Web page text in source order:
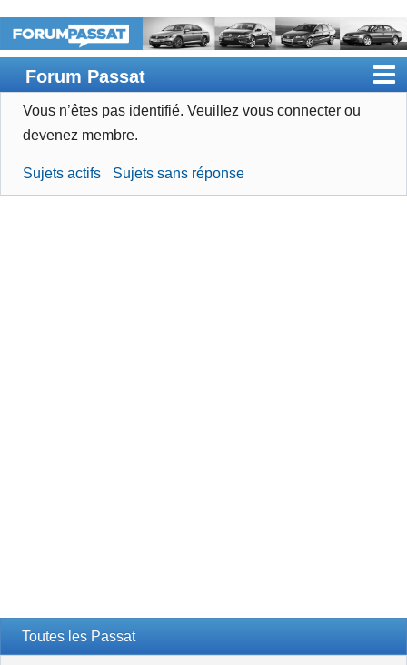
Forum Passat
Accueil
Devenir membre
Vous n’êtes pas identifié. Veuillez vous connecter ou
devenez membre.
Sujets actifs Sujets sans réponse
Toutes les Passat